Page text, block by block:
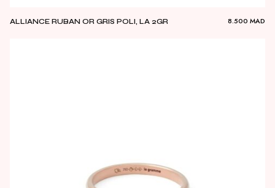
ALLIANCE RUBAN OR GRIS POLI, LA 2GR 8.500 MAD